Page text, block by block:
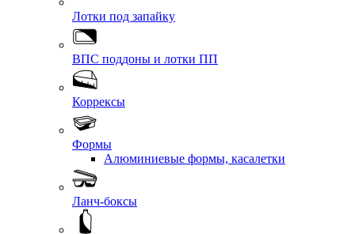
Лотки под запайку
ВПС поддоны и лотки ПП
Коррексы
Формы
Алюминиевые формы, касалетки
Ланч-боксы